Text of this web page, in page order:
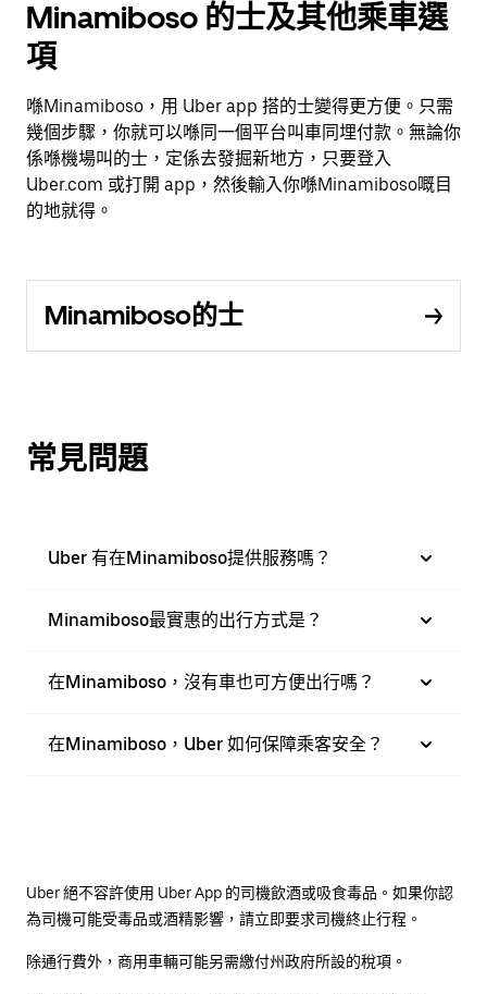
Minamiboso 的士及其他乘車選
項
喺Minamiboso，用 Uber app 搭的士變得更方便。只需
幾個步驟，你就可以喺同一個平台叫車同埋付款。無論你
係喺機場叫的士，定係去發掘新地方，只要登入
Uber.com 或打開 app，然後輸入你喺Minamiboso嘅目
的地就得。
Minamiboso的士
常見問題
Uber 有在Minamiboso提供服務嗎？
Minamiboso最實惠的出行方式是？
在Minamiboso，沒有車也可方便出行嗎？
在Minamiboso，Uber 如何保障乘客安全？
Uber 絕不容許使用 Uber App 的司機飲酒或吸食毒品。如果你認
為司機可能受毒品或酒精影響，請立即要求司機終止行程。
除通行費外，商用車輛可能另需繳付州政府所設的稅項。